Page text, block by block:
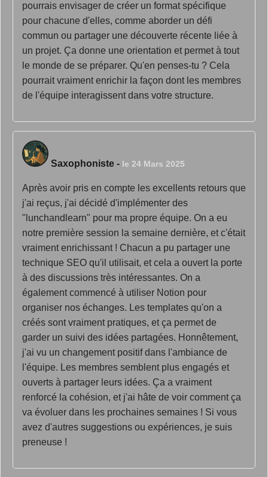
pourrais envisager de créer un format spécifique
pour chacune d'elles, comme aborder un défi
commun ou partager une découverte récente liée à
un projet. Ça donne une orientation et permet à tout
le monde de se préparer. Qu'en penses-tu ? Cela
pourrait vraiment enrichir la façon dont les membres
de l'équipe interagissent dans votre structure.
Saxophoniste - le 24 Mars 2025
Après avoir pris en compte les excellents retours que
j'ai reçus, j'ai décidé d'implémenter des
"lunchandlearn" pour ma propre équipe. On a eu
notre première session la semaine dernière, et c'était
vraiment enrichissant ! Chacun a pu partager une
technique SEO qu'il utilisait, et cela a ouvert la porte
à des discussions très intéressantes. On a
également commencé à utiliser Notion pour
organiser nos échanges. Les templates qu'on a
créés sont vraiment pratiques, et ça permet de
garder un suivi des idées partagées. Honnêtement,
j'ai vu un changement positif dans l'ambiance de
l'équipe. Les membres semblent plus engagés et
ouverts à partager leurs idées. Ça a vraiment
renforcé la cohésion, et j'ai hâte de voir comment ça
va évoluer dans les prochaines semaines ! Si vous
avez d'autres suggestions ou expériences, je suis
preneuse !